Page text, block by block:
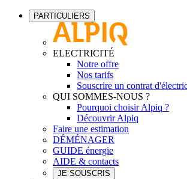
PARTICULIERS
ELECTRICITÉ
Notre offre
Nos tarifs
Souscrire un contrat
QUI SOMMES-NOUS ?
Pourquoi choisir Alpiq ?
Découvrir Alpiq
Faire une estimation
DÉMÉNAGER
GUIDE énergie
AIDE & contacts
JE SOUSCRIS